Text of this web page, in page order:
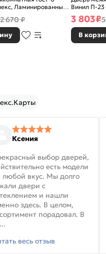
Ламинированные
глухая,
2 670 ₽
Винил П-23
скиновая
3 803₽
В
Ксения
выбор дверей,
есть модели
любой вкус. Мы долго
двери с
и нашли
здесь. В целом,
порадовал. В
весь отзыв